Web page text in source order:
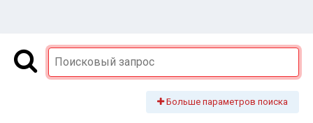
Больше параметров поиска